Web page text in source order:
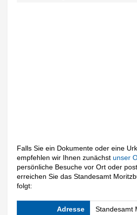
Falls Sie ein Dokumente oder eine
empfehlen wir Ihnen zunächstunser
persönliche Besuche vor Ort oder
erreichen Sie das Standesamt
folgt:
Adresse Standesamt